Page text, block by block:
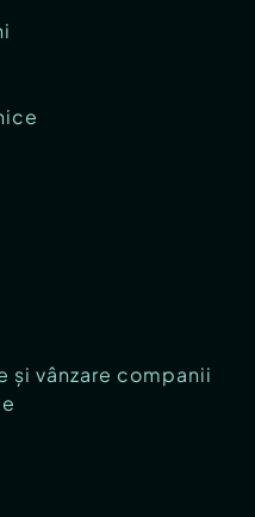
și vânzare companii